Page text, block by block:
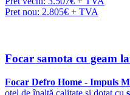
Pret nou: 2.805€ + TVA
Focar samota cu geam
Focar Defro Home - Impuls
oțel de înaltă calitate și dotat cu